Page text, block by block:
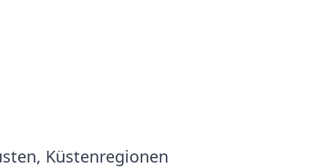
Küstenregionen